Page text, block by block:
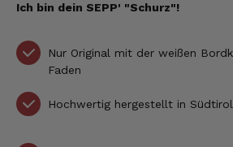
Ich bin dein SEPP' "Schurz"!
Nur Original mit der weißen
Faden
Hochwertig hergestellt in Südtirol